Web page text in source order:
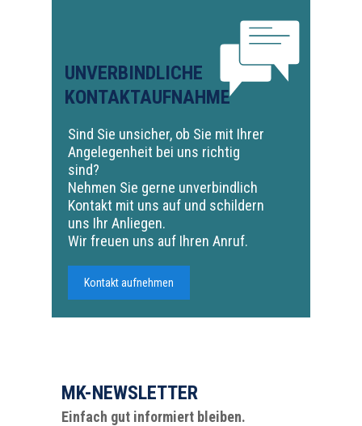
UNVERBINDLICHE
KONTAKTAUFNAHME
Sind Sie unsicher, ob Sie mit Ihrer
Angelegenheit bei uns richtig
sind?
Nehmen Sie gerne unverbindlich
Kontakt mit uns auf und schildern
uns Ihr Anliegen.
Wir freuen uns auf Ihren Anruf.
Kontakt aufnehmen
MK-NEWSLETTER
Einfach gut informiert bleiben.